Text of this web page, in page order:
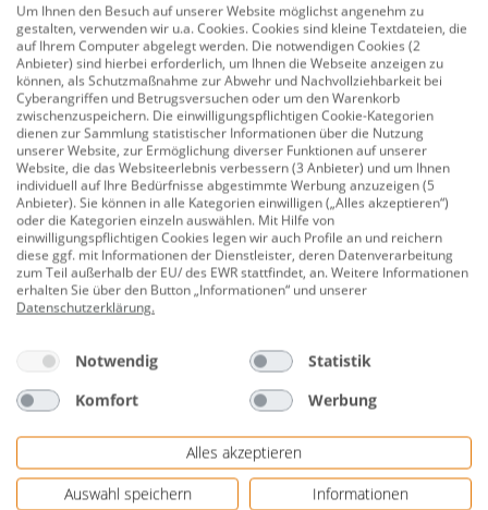
Grandsoleil Gartentisch wetterfest
Metall Brunch 80 × 80 cm schwarz
199,00 €
Primaster Gartentisch Paros Ø 115
cm rund
MFG Bistrotisch Mec-Mesh
rechteckig 120 x 80 cm
Um Ihnen den Besuch auf unserer Website möglichst angenehm zu
gestalten, verwenden wir u.a. Cookies. Cookies sind kleine Textdateien, die
auf Ihrem Computer abgelegt werden. Die notwendigen Cookies (2
Anbieter) sind hierbei erforderlich, um Ihnen die Webseite anzeigen zu
können, als Schutzmaßnahme zur Abwehr und Nachvollziehbarkeit bei
Cyberangriffen und Betrugsversuchen oder um den Warenkorb
zwischenzuspeichern. Die einwilligungspflichtigen Cookie-Kategorien
dienen zur Sammlung statistischer Informationen über die Nutzung
unserer Website, zur Ermöglichung diverser Funktionen auf unserer
Website, die das Websiteerlebnis verbessern (3 Anbieter) und um Ihnen
individuell auf Ihre Bedürfnisse abgestimmte Werbung anzuzeigen (5
Anbieter). Sie können in alle Kategorien einwilligen („Alles akzeptieren“)
oder die Kategorien einzeln auswählen. Mit Hilfe von
einwilligungspflichtigen Cookies legen wir auch Profile an und reichern
diese ggf. mit Informationen der Dienstleister, deren Datenverarbeitung
zum Teil außerhalb der EU/ des EWR stattfindet, an. Weitere Informationen
erhalten Sie über den Button „Informationen“ und unserer
Datenschutzerklärung.
Notwendig
Statistik
Komfort
Werbung
Alles akzeptieren
Auswahl speichern
Informationen